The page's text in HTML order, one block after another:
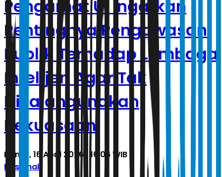
Pengamat UI Ingatkan
Pentingnya Pengawasan
Publik Terhadap Lembaga
Intelijen Agar Tak
Disalahgunakan
Kekuasaan
Kamis, 16 April 2026 | 16.06 WIB
Nasional